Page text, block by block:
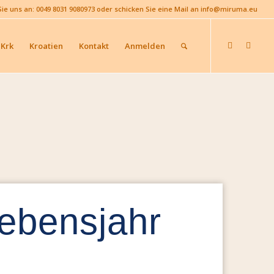
uns an: 0049 8031 9080973 oder schicken Sie eine Mail an info@miruma.eu
Kroatien Kontakt Anmelden